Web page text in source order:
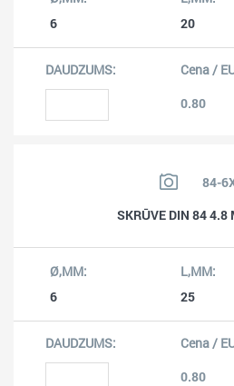
6 20
0.80
84-
SKRŪVE DIN 84 4.8
6 25
0.80